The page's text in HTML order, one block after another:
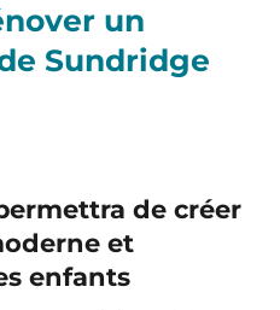
un
Sundridge
de créer
et
enfants